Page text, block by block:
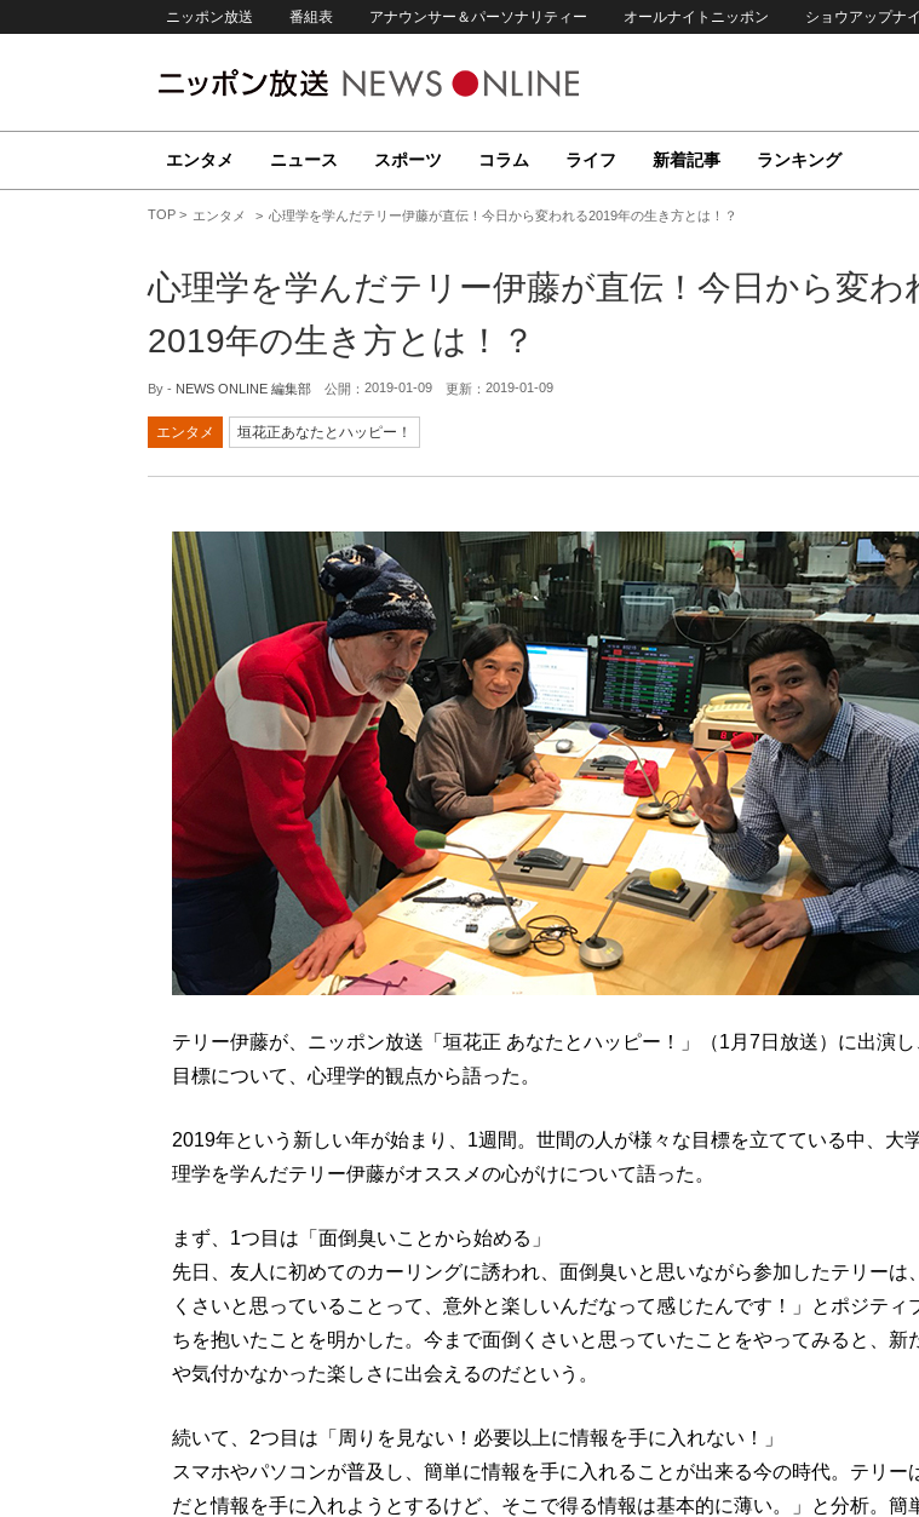
ニッポン放送 番組表 アナウンサー＆パーソナリティー オールナイトニッポン ショウアップナ
エンタメ ニュース スポーツ コラム ライフ 新着記事 ランキング
TOP エンタメ 心理学を学んだテリー伊藤が直伝！今日から変われる2019年の生き方とは！？
心理学を学んだテリー伊藤が直伝！今日から変わ
2019年の生き方とは！？
By - NEWS ONLINE 編集部 公開： 2019-01-09 更新： 2019-01-09
エンタメ 垣花正あなたとハッピー！
テリー伊藤が、ニッポン放送「垣花正 あなたとハッピー！」（1月7日放送）に出演
目標について、心理学的観点から語った。
2019年という新しい年が始まり、1週間。世間の人が様々な目標を立てている中、大
理学を学んだテリー伊藤がオススメの心がけについて語った。
まず、1つ目は「面倒臭いことから始める」
先日、友人に初めてのカーリングに誘われ、面倒臭いと思いながら参加したテリーは
くさいと思っていることって、意外と楽しいんだなって感じたんです！」とポジティ
ちを抱いたことを明かした。今まで面倒くさいと思っていたことをやってみると、新
や気付かなかった楽しさに出会えるのだという。
続いて、2つ目は「周りを見ない！必要以上に情報を手に入れない！」
スマホやパソコンが普及し、簡単に情報を手に入れることが出来る今の時代。テリー
だと情報を手に入れようとするけど、そこで得る情報は基本的に薄い。」と分析。簡